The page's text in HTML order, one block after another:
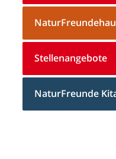
Stellenangebote
NaturFreunde